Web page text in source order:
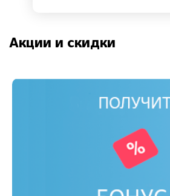
Акции и скидки